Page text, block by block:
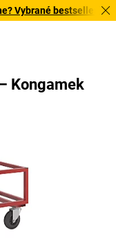
Vybrané bestsellery
Kongamek